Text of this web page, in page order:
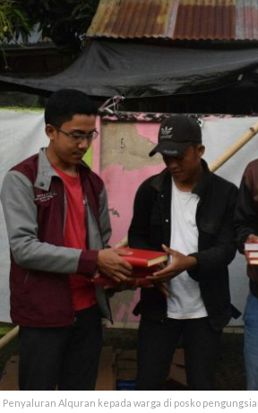
Penyaluran Alquran kepada warga di posko